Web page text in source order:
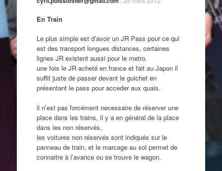
En Train
Le plus simple est d’avoir un JR Pass pour ce qui
est des transport longues distances, certaines
lignes JR existent aussi pour le metro.
une fois le JR acheté en france et fait au Japon il
suffit juste de passer devant le guichet en
présentant le pass pour acceder aux quais.
il n’est pas forcément necessaire de réserver une
place dans les trains, il y a en général de la place
dans les non réservés,
les voitures non réservés sont indiqués sur le
panneau de train, et le marcage au sol permet de
connaitre à l’avance ou se trouve le wagon.